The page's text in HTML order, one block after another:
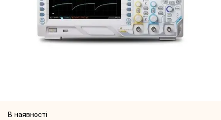
В наявності